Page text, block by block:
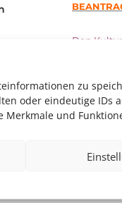
zu
oder eindeutige IDs
und
Den
es
dem
das